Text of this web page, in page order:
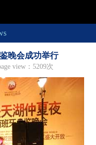
晚会成功举行
view：5209次